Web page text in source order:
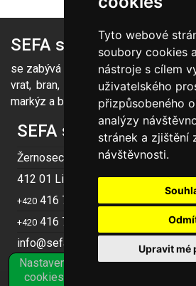
Tyto webové
soubory cookies
nástroje s cílem
uživatelského
přizpůsobeného
analýzy
stránek a zjištění
návštěvnosti.
Upravit mé
Nastavení
cookies
SEFA spol. s r. o.
se zabývá dodávkou a montáží
vrat, bran, pohonů, parkovacích
markýz a bezpečnostních mříží
SEFA spol. s r. o.
Žernosecká 2225
412 01 Litoměřice
+420 416 731 921
+420 416 736 656
info@sefa-vrata.cz